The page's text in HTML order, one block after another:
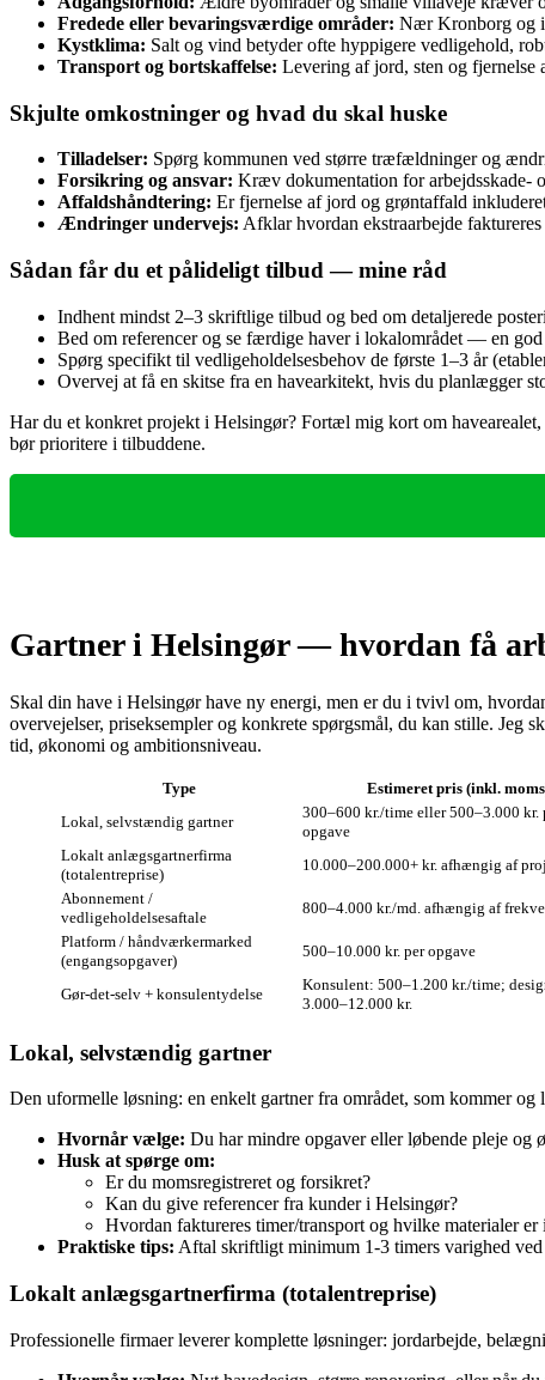
Fredede eller bevaringsværdige områder: Nær Kronborg og i
Kystklima: Salt og vind betyder ofte hyppigere vedligehold,
Transport og bortskaffelse: Levering af jord, sten og
Skjulte omkostninger og hvad du skal huske
Tilladelser: Spørg kommunen ved større træfældninger og
Forsikring og ansvar: Kræv dokumentation for arbejdsskade-
Affaldshåndtering: Er fjernelse af jord og grøntaffald
Ændringer undervejs: Afklar hvordan ekstraarbejde
Sådan får du et pålideligt tilbud — mine råd
Indhent mindst 2–3 skriftlige tilbud og bed om detaljerede
Bed om referencer og se færdige haver i lokalområdet — en
Spørg specifikt til vedligeholdelsesbehov de første 1–3 år
Overvej at få en skitse fra en havearkitekt, hvis du planlægger
Har du et konkret projekt i Helsingør? Fortæl mig kort om
bør prioritere i tilbuddene.
Gartner i Helsingør — hvordan få
Skal din have i Helsingør have ny energi, men er du i tvivl om,
overvejelser, priseksempler og konkrete spørgsmål, du kan stille. Jeg
tid, økonomi og ambitionsniveau.
Type Estimeret pris (inkl.
Lokal, selvstændig gartner
300–600 kr./time eller 500–3.000 kr.
opgave
Lokalt anlægsgartnerfirma
(totalentreprise)
10.000–200.000+ kr. afhængig af
Abonnement /
vedligeholdelsesaftale
800–4.000 kr./md. afhængig af
Platform / håndværkermarked
(engangsopgaver)
500–10.000 kr. per opgave
Gør‑det‑selv + konsulentydelse
Konsulent: 500–1.200 kr./time;
3.000–12.000 kr.
Lokal, selvstændig gartner
Den uformelle løsning: en enkelt gartner fra området, som kommer og
Hvornår vælge: Du har mindre opgaver eller løbende pleje og
Husk at spørge om:
Er du momsregistreret og forsikret?
Kan du give referencer fra kunder i Helsingør?
Hvordan faktureres timer/transport og hvilke materialer er
Praktiske tips: Aftal skriftligt minimum 1‑3 timers varighed
Lokalt anlægsgartnerfirma (totalentreprise)
Professionelle firmaer leverer komplette løsninger: jordarbejde,